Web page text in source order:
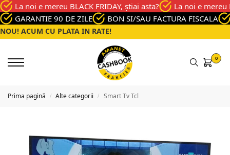
La noi e mereu BLACK FRIDAY, știai asta?
La noi e mereu
GARANTIE 90 DE ZILE
BON SI/SAU FACTURA FISCALA
NOU! ACUM CU PLATA IN RATE!
0
Prima pagină / Alte categorii / Smart Tv Tcl